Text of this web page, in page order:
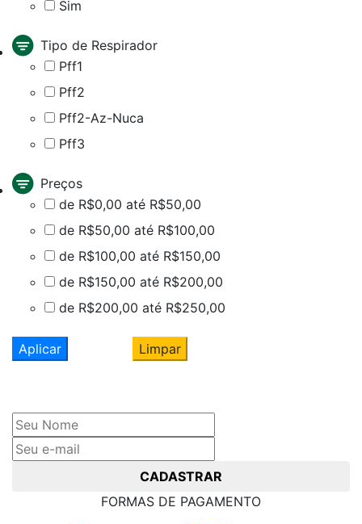
Sim
Tipo de Respirador
Pff1
Pff2
Pff2-Az-Nuca
Pff3
Preços
de R$0,00 até R$50,00
de R$50,00 até R$100,00
de R$100,00 até R$150,00
de R$150,00 até R$200,00
de R$200,00 até R$250,00
Aplicar Limpar
CADASTRAR
FORMAS DE PAGAMENTO